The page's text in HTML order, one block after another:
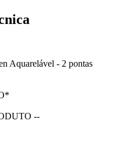
Aquarelável - 2 pontas
--